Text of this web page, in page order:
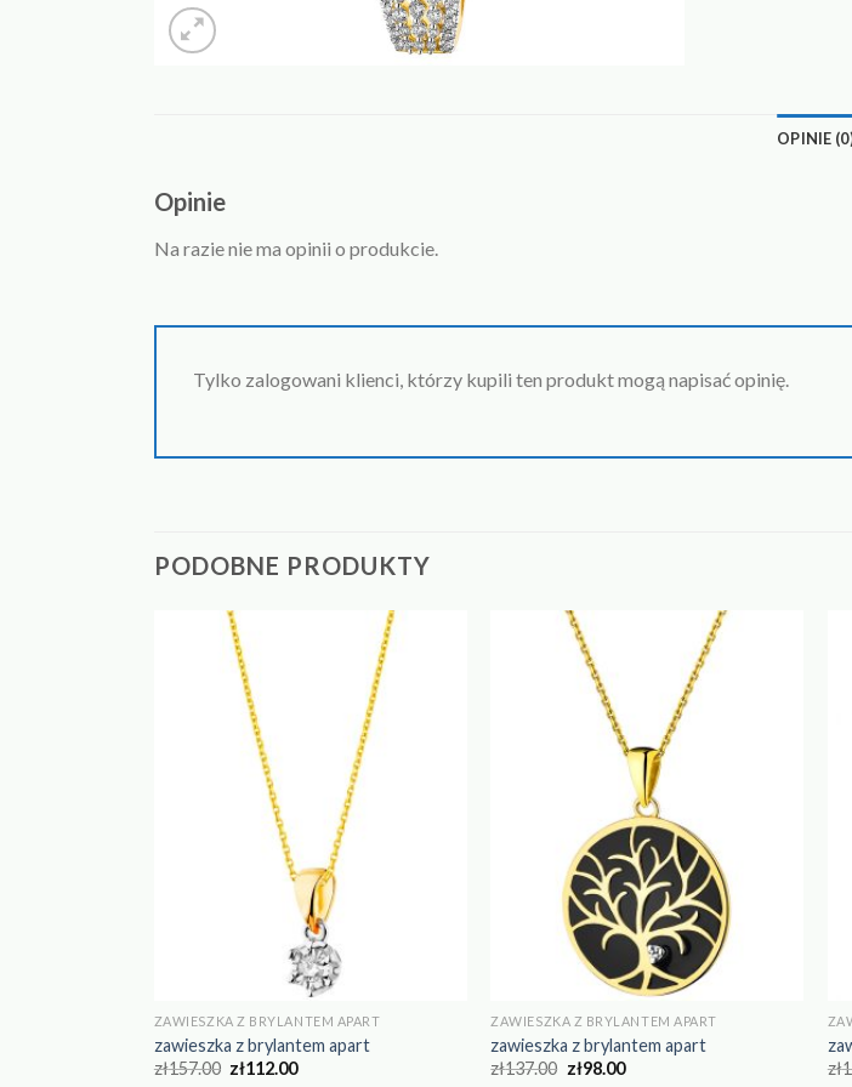
OPINIE
Opinie
Na razie nie ma opinii o produkcie.
Tylko zalogowani klienci, którzy kupili ten produkt mogą napisać opinię.
PODOBNE PRODUKTY
ZAWIESZKA Z BRYLANTEM APART
zawieszka z brylantem apart
zł157.00 zł112.00
ZAWIESZKA Z BRYLANTEM APART
zawieszka z brylantem apart
zł137.00 zł98.00
zł